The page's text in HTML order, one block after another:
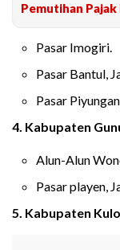
Pemutihan
Pasar Imogiri.
Pasar Bantul,
Pasar
4. Kabupaten
Alun-Alun
Pasar playen,
5. Kabupaten